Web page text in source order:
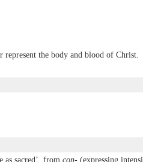
the body and blood of Christ.
as sacred’, from con-(expressing